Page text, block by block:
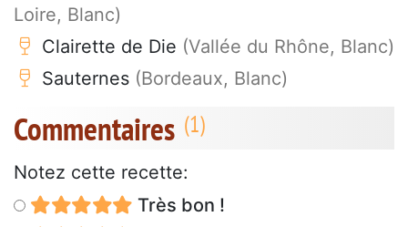
Loire, Blanc)
Clairette de Die (Vallée du Rhône, Blanc)
Sauternes (Bordeaux, Blanc)
Commentaires
Notez cette recette:
Très bon !